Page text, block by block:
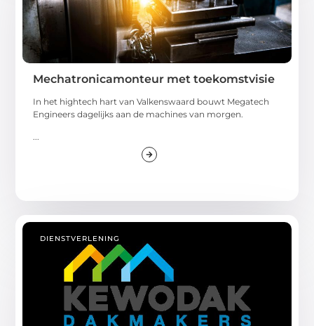
Mechatronicamonteur met toekomstvisie
In het hightech hart van Valkenswaard bouwt Megatech
Engineers dagelijks aan de machines van morgen.
...
DIENSTVERLENING